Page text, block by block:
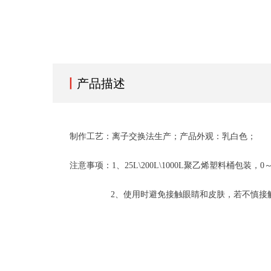
产品描述
制作工艺：离子交换法生产；产品外观：乳白色；
注意事项：1、25L\200L\1000L聚乙烯塑料桶包装，0
2、使用时避免接触眼睛和皮肤，若不慎接触，